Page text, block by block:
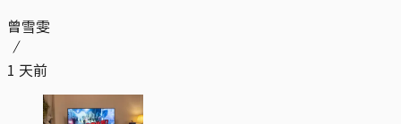
曾雪雯
1 天前